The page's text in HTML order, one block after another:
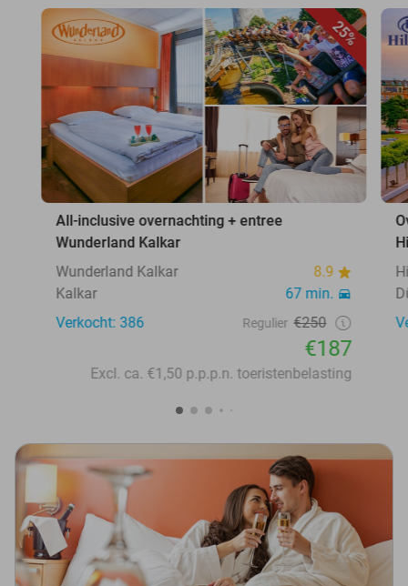
25%
All-inclusive overnachting + entree
Wunderland Kalkar
Wunderland Kalkar
8.9
Kalkar
67 min.
Verkocht: 386
Regulier €250
€187
Excl. ca. €1,50 p.p.p.n. toeristenbelasting